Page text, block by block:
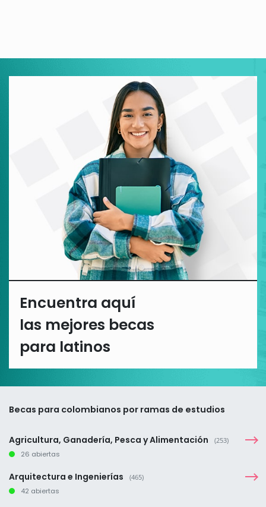
Encuentra aquí
las mejores becas
para latinos
Becas para colombianos por ramas de estudios
Agricultura, Ganadería, Pesca y Alimentación (253)
26 abiertas
Arquitectura e Ingenierías (465)
42 abiertas